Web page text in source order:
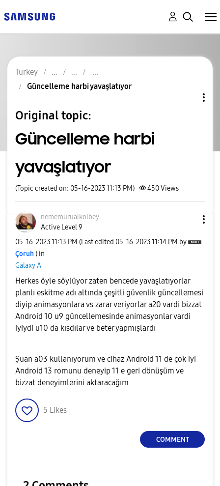
Turkey
Güncelleme harbi yavaşlatıyor
Original topic:
Güncelleme harbi
yavaşlatıyor
(Topic created on: 05-16-2023 11:13 PM) 450Views
nememurualkolbey
Active Level 9
‎05-16-202311:13 PM (Last edited ‎05-16-202311:14 PM by
Çoruh ) in
Galaxy A
Herkes öyle söylüyor zaten bencede yavaşlatıyorlar
planlı eskitme adı altında çeşitli güvenlik güncellemesi
diyip animasyonlara vs zarar veriyorlar a20 vardi bizzat
Android 10 u9 güncellemesinde animasyonlar vardi
iyiydi u10 da kısdılar ve beter yapmışlardı
Şuan a03 kullanıyorum ve cihaz Android 11 de çok iyi
Android 13 romunu deneyip 11 e geri dönüşüm ve
bizzat deneyimlerini aktaracağım
5 Likes
COMMENT